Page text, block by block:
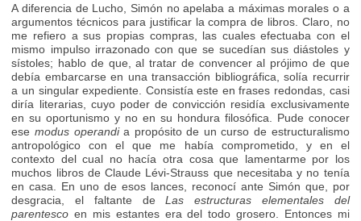
A diferencia de Lucho, Simón no apelaba a máximas morales o a
argumentos técnicos para justificar la compra de libros. Claro, no
me refiero a sus propias compras, las cuales efectuaba con el
mismo impulso irrazonado con que se sucedían sus diástoles y
sístoles; hablo de que, al tratar de convencer al prójimo de que
debía embarcarse en una transacción bibliográfica, solía recurrir
a un singular expediente. Consistía este en frases redondas, casi
diría literarias, cuyo poder de convicción residía exclusivamente
en su oportunismo y no en su hondura filosófica. Pude conocer
esemodus operandia propósito de un curso de estructuralismo
antropológico con el que me había comprometido, y en el
contexto del cual no hacía otra cosa que lamentarme por los
muchos libros de Claude Lévi-Strauss que necesitaba y no tenía
en casa. En uno de esos lances, reconocí ante Simón que, por
desgracia, el faltante deLas estructuras elementales del
parentesco en mis estantes era del todo grosero. Entonces mi